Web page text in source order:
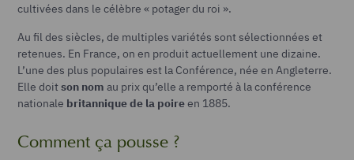
cultivées dans le célèbre « potager du roi ».
Au fil des siècles, de multiples variétés sont sélectionnées et
retenues. En France, on en produit actuellement une dizaine.
L’une des plus populaires est la Conférence, née en Angleterre.
Elle doitson nom au prix qu’elle a remporté à la conférence
nationale britannique de la poireen 1885.
Comment ça pousse ?